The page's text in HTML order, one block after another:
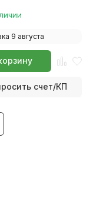
9 августа
счет/КП